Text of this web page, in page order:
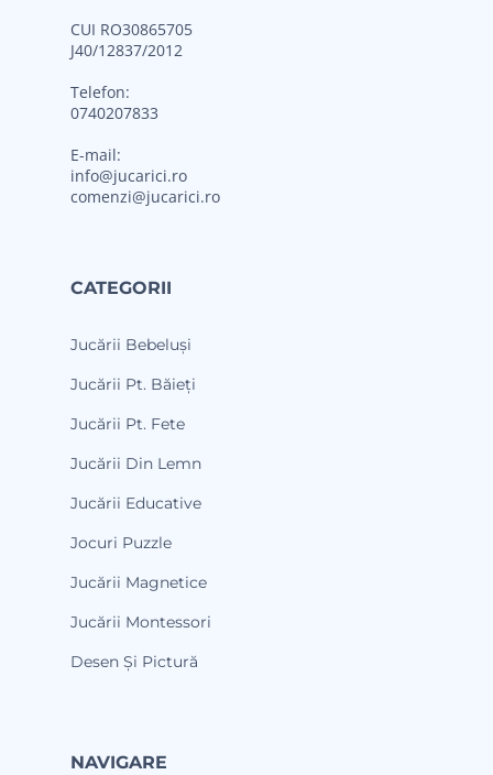
CUI RO30865705
J40/12837/2012
Telefon:
0740207833
E-mail:
info@jucarici.ro
comenzi@jucarici.ro
CATEGORII
Jucării Bebeluși
Jucării Pt. Băieți
Jucării Pt. Fete
Jucării Din Lemn
Jucării Educative
Jocuri Puzzle
Jucării Magnetice
Jucării Montessori
Desen Și Pictură
NAVIGARE